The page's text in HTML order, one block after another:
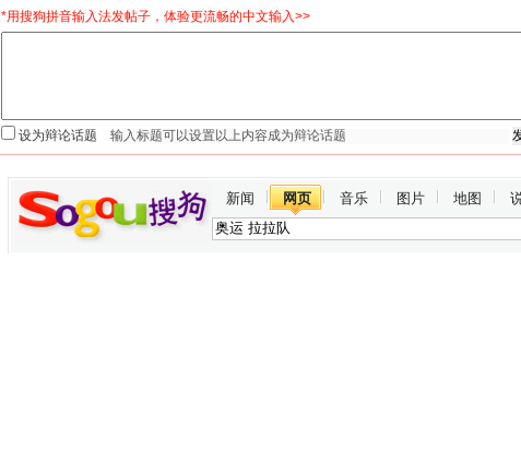
*用搜狗拼音输入法发帖子，体验更流畅的中文输入>>
设为辩论话题
新闻 网页 音乐 图片 地图